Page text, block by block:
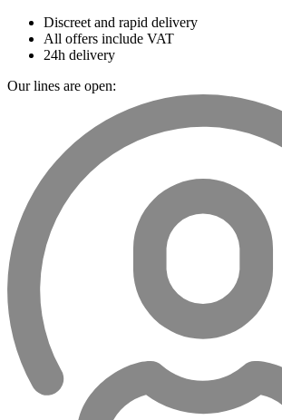
Discreet and rapid delivery
All offers include VAT
24h delivery
Our lines are open: